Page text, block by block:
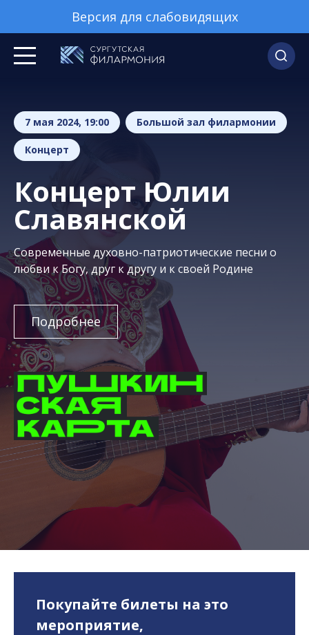
Версия для слабовидящих
7 мая 2024, 19:00 Большой зал филармонии
Концерт
Концерт Юлии
Славянской
Современные духовно-патриотические песни о
любви к Богу, друг к другу и к своей Родине
Подробнее
Покупайте билеты на это
мероприятие,